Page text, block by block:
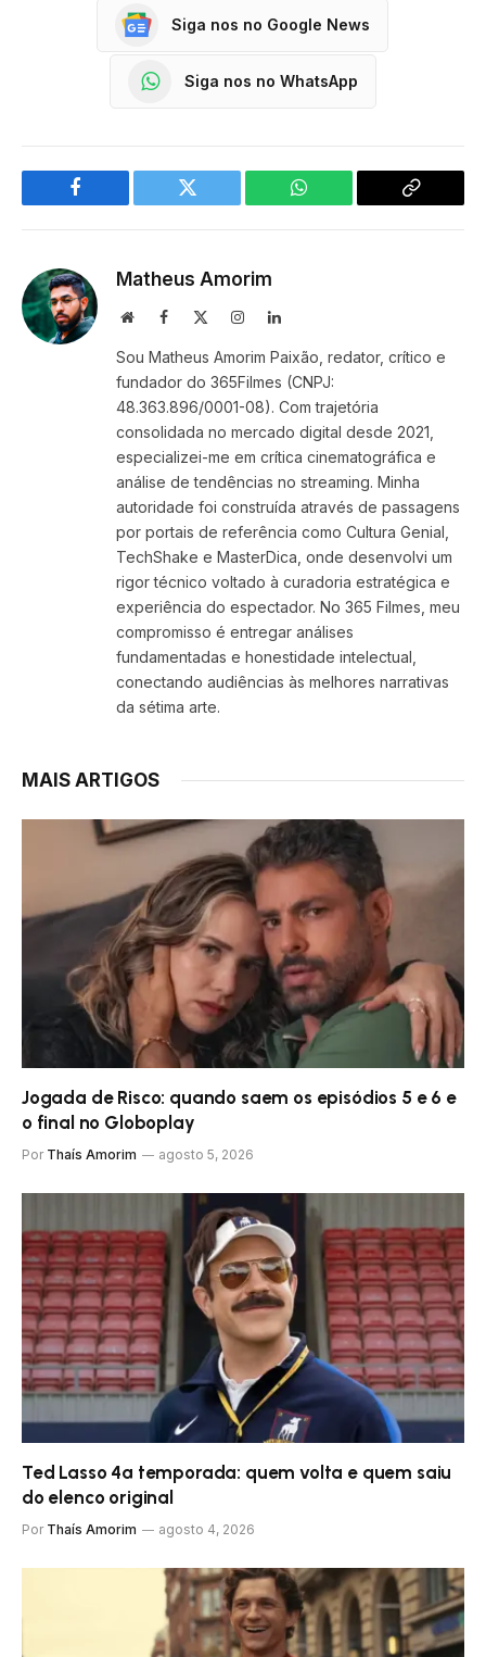
Siga nos no Google News
Siga nos no WhatsApp
Facebook Twitter WhatsApp
Copy
Matheus Amorim
WebsiteFacebook InstagramLinkedIn
Sou Matheus Amorim Paixão, redator, crítico e
fundador do 365Filmes (CNPJ:
48.363.896/0001-08). Com trajetória
consolidada no mercado digital desde 2021,
especializei-me em crítica cinematográfica e
análise de tendências no streaming. Minha
autoridade foi construída através de passagens
por portais de referência como Cultura Genial,
TechShake e MasterDica, onde desenvolvi um
rigor técnico voltado à curadoria estratégica e
experiência do espectador. No 365 Filmes, meu
compromisso é entregar análises
fundamentadas e honestidade intelectual,
conectando audiências às melhores narrativas
da sétima arte.
MAIS ARTIGOS
Jogada de Risco: quando saem os episódios 5 e 6 e
o final no Globoplay
Por Thaís Amorim agosto 5, 2026
Ted Lasso 4ª temporada: quem volta e quem saiu
do elenco original
Por Thaís Amorim agosto 4, 2026